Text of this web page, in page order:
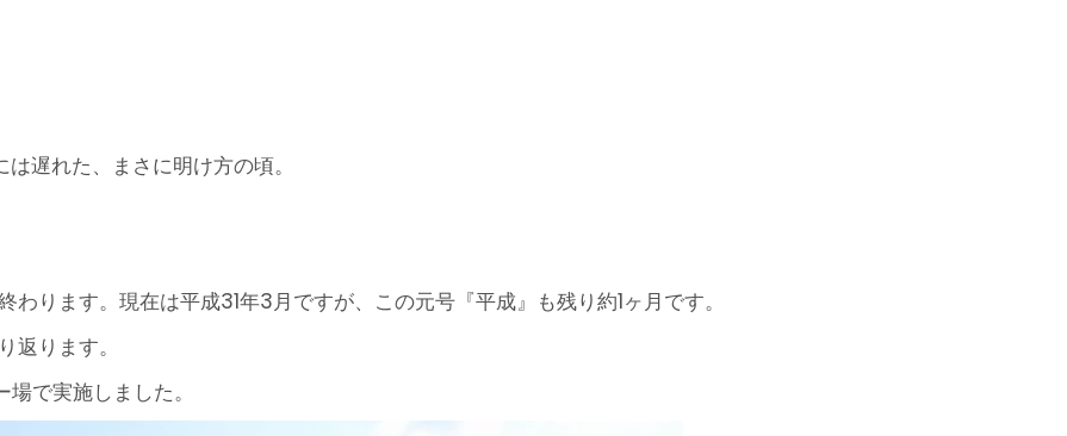
遅れた、まさに明け方の頃。
ります。現在は平成31年3月ですが、この元号『平成』も残り約1ヶ月です。
ります。
で実施しました。